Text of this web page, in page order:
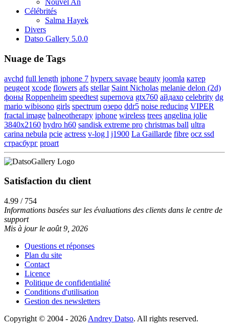
Nouvel An
Célébrités
Salma Hayek
Divers
Datso Gallery 5.0.0
Nuage de Tags
avchd full length iphone 7 hyperx savage beauty joomla катер
peugeot xcode flowers afs stellar Saint Nicholas melanie delon (2d)
фоны Roppenheim speedtest supernova gtx760 айдахо celebrity dg
mario wibisono girls spectrum озеро ddr5 noise reducing VIPER
fractal image balneotherapy iphone wireless trees angelina jolie
3840x2160 hydro h60 sandisk extreme pro christmas ball ultra
carina nebula pcie actress v-log l j1900 La Gaillarde fibre ocz ssd
страсбург proart
Satisfaction du client
4.99 / 754
Informations basées sur les évaluations des clients dans le centre de
support
Mis à jour le août 9, 2026
Questions et réponses
Plan du site
Contact
Licence
Politique de confidentialité
Conditions d'utilisation
Gestion des newsletters
Copyright © 2004 - 2026 Andrey Datso. All rights reserved.